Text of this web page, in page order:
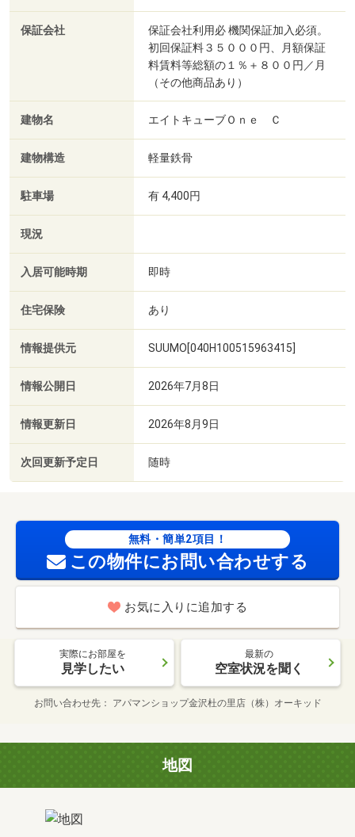
保証会社
保証会社利用必 機関保証加入必須。
初回保証料３５０００円、月額保証
料賃料等総額の１％＋８００円／月
（その他商品あり）
建物名 エイトキューブＯｎｅ Ｃ
建物構造 軽量鉄骨
駐車場 有 4,400円
現況
入居可能時期 即時
住宅保険 あり
情報提供元 SUUMO[040H100515963415]
情報公開日 2026年7月8日
情報更新日 2026年8月9日
次回更新予定日 随時
無料・簡単2項目！
この物件にお問い合わせする
お気に入りに追加する
実際にお部屋を
見学したい
最新の
空室状況を聞く
お問い合わせ先 アパマンショップ金沢杜の里店（株）オーキッド
地図